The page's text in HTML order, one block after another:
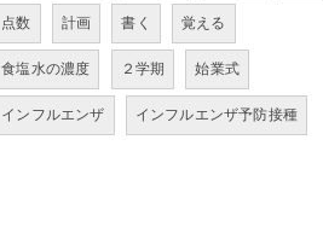
点数 計画 書く 覚える
食塩水の濃度 ２学期 始業式
インフルエンザ インフルエンザ予防接種